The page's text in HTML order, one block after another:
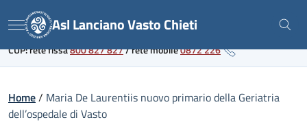
to
content
Link al portale sanitario regionale
Menu Asl Lanciano Vasto Chieti
CUP: rete fissa800 827 827/rete mobile0872 226
Home/ Maria De Laurentiis nuovo primario della Geriatria
dell’ospedale di Vasto